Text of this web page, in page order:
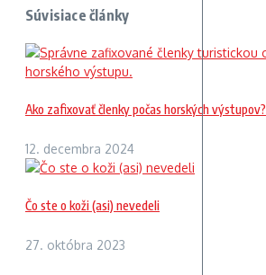
Súvisiace články
Ako zafixovať členky počas horských výstupov?
12. decembra 2024
Čo ste o koži (asi) nevedeli
27. októbra 2023